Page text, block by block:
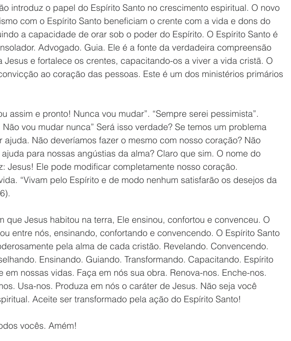
introduz o papel do Espírito Santo no crescimento espiritual. O novo
com o Espírito Santo beneficiam o crente com a vida e dons do
a capacidade de orar sob o poder do Espírito. O Espírito Santo é
Advogado. Guia. Ele é a fonte da verdadeira compreensão
Jesus e fortalece os crentes, capacitando-os a viver a vida cristã. O
ao coração das pessoas. Este é um dos ministérios primários
assim e pronto! Nunca vou mudar”. “Sempre serei pessimista”.
Não vou mudar nunca” Será isso verdade? Se temos um problema
ajuda. Não deveríamos fazer o mesmo com nosso coração? Não
para nossas angústias da alma? Claro que sim. O nome do
Jesus! Ele pode modificar completamente nosso coração.
“Vivam pelo Espírito e de modo nenhum satisfarão os desejos da
que Jesus habitou na terra, Ele ensinou, confortou e convenceu. O
entre nós, ensinando, confortando e convencendo. O Espírito Santo
pela alma de cada cristão. Revelando. Convencendo.
Ensinando. Guiando. Transformando. Capacitando. Espírito
em nossas vidas. Faça em nós sua obra. Renova-nos. Enche-nos.
Usa-nos. Produza em nós o caráter de Jesus. Não seja você
Aceite ser transformado pela ação do Espírito Santo!
vocês. Amém!